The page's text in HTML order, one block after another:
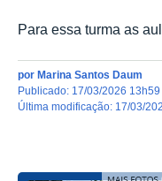
Para essa turma as
por Marina Santos Daum
publicado: 17/03/2026 13h59
última modificação: 17/03/